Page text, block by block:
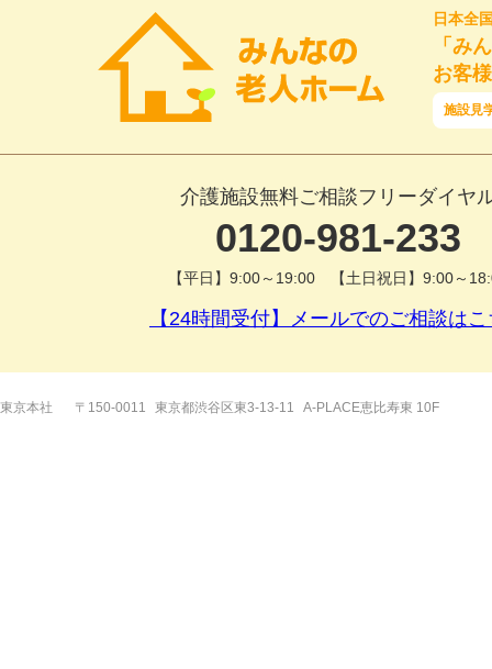
日本全
「み
お客
施設見
介護施設無料ご相談フリーダイヤ
0120-981-233
【平日】9:00～19:00 【土日祝日】9:00～
【24時間受付】メールでのご相談は
東京本社 〒150-0011 東京都渋谷区東3-13-11 A-PLACE恵比寿東 10F